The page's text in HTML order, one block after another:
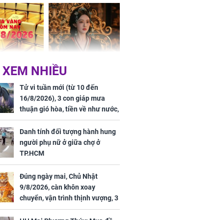
dư dả, Phú
Hoa, vận
sáng
nay,
2026: Tăng
triệu
'Bách Hoa Sát' vừa kết
thúc, Mạnh Tử Nghĩa
đã vướng tranh luận
cuối
lịch, 3 con
phát Tài
trăm bề,
NHIỀU
Tử vi tuần mới (từ 10 đến
16/8/2026), 3 con giáp mưa
thuận gió hòa, tiền về như nước,
bạc vàng dư dả, Phú Quý Vinh
Hoa, vận trình khai sáng
Danh tính đối tượng hành hung
người phụ nữ ở giữa chợ ở
TP.HCM
Đúng ngày mai, Chủ Nhật
9/8/2026, càn khôn xoay
chuyển, vận trình thịnh vượng, 3
con giáp nhận phúc khí nhà trời,